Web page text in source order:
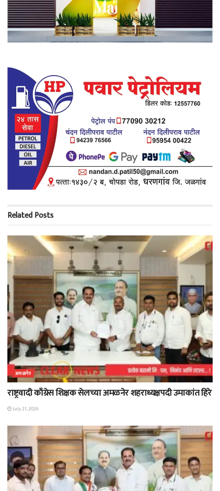
RelatedPosts
अमळनेर
राष्ट्रवादी काँग्रेस शिक्षक सेलच्या अमळनेर शहराध्यक्षपदी उमाकांत हिरे
July 21, 2026